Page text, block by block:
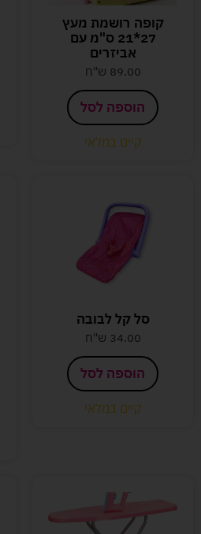
קופה רושמת מעץ
27*21 ס"מ עם
אביזרים
89.00 ש"ח
הוספה לסל
קיים במלאי
סל קל לבובה
34.00 ש"ח
הוספה לסל
קיים במלאי